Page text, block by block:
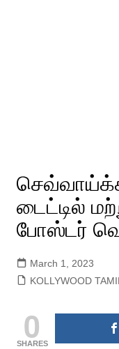
டைட்டில்
போஸ்டர்
March 1, 2023
KOLLYWOOD
0
SHARES